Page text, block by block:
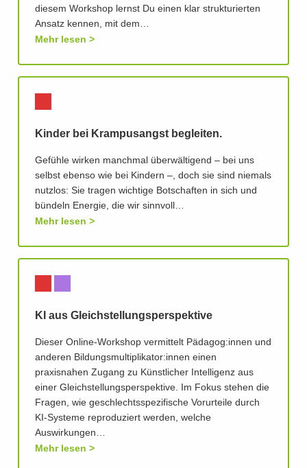
diesem Workshop lernst Du einen klar strukturierten
Ansatz kennen, mit dem…
Mehr lesen
Kinder bei Krampusangst begleiten.
Gefühle wirken manchmal überwältigend – bei uns
selbst ebenso wie bei Kindern –, doch sie sind niemals
nutzlos: Sie tragen wichtige Botschaften in sich und
bündeln Energie, die wir sinnvoll…
Mehr lesen
KI aus Gleichstellungsperspektive
Dieser Online-Workshop vermittelt Pädagog:innen und
anderen Bildungsmultiplikator:innen einen
praxisnahen Zugang zu Künstlicher Intelligenz aus
einer Gleichstellungsperspektive. Im Fokus stehen die
Fragen, wie geschlechtsspezifische Vorurteile durch
KI-Systeme reproduziert werden, welche
Auswirkungen…
Mehr lesen